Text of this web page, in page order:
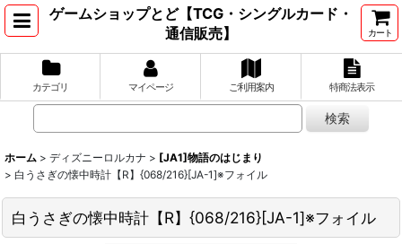
ゲームショップとど【TCG・シングルカード・
通信販売】
カート
カテゴリ マイページ ご利用案内 特商法表示
ホーム > ディズニーロルカナ > [JA1]物語のはじまり
> 白うさぎの懐中時計【R】{068/216}[JA-1]※フォイル
白うさぎの懐中時計【R】{068/216}[JA-1]※フォイル